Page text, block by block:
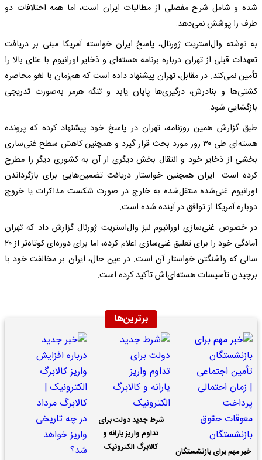
شده و شامل شرح مفصلی از مطالبات ایران است، اما همه اختلافات دو
طرف را پوشش نمی‌دهد.
به نوشته وال‌استریت ژورنال، پاسخ ایران خواسته آمریکا مبنی بر دریافت
تعهدات قبلی از تهران درباره برنامه هسته‌ای و ذخایر اورانیوم با غنای بالا را
تأمین نمی‌کند. در مقابل، تهران پیشنهاد داده است که هم‌زمان با لغو محاصره
کشتی‌ها و بنادرش، درگیری‌ها پایان یابد و تنگه هرمز به‌صورت تدریجی
بازگشایی شود.
طبق گزارش همین روزنامه، تهران در پاسخ خود پیشنهاد کرده که پرونده
هسته‌ای طی ۳۰ روز مورد بحث قرار گیرد و همچنین کاهش سطح غنی‌سازی
بخشی از ذخایر خود و انتقال بخش دیگری از آن به کشوری دیگر را مطرح
کرده است. ایران همچنین خواستار دریافت تضمین‌هایی برای بازگرداندن
اورانیوم غنی‌شده منتقل‌شده به خارج در صورت شکست مذاکرات یا خروج
دوباره آمریکا از توافق در آینده شده است.
در خصوص غنی‌سازی اورانیوم نیز وال‌استریت ژورنال گزارش داد که تهران
آمادگی خود را برای تعلیق غنی‌سازی اعلام کرده، اما برای دوره‌ای کوتاه‌تر از ۲۰
سالی که واشنگتن خواستار آن است. در عین حال، ایران بر مخالفت خود با
برچیدن تأسیسات هسته‌ای‌اش تأکید کرده است.
برترین‌ها
خبر مهم برای بازنشستگان
شرط جدید دولت برای
تداوم واریز یارانه و
کالابرگ الکترونیک